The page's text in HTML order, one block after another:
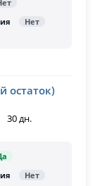
остаток)
30 дн.